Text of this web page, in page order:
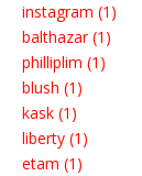
instagram (1)
balthazar (1)
philliplim (1)
blush (1)
kask (1)
liberty (1)
etam (1)